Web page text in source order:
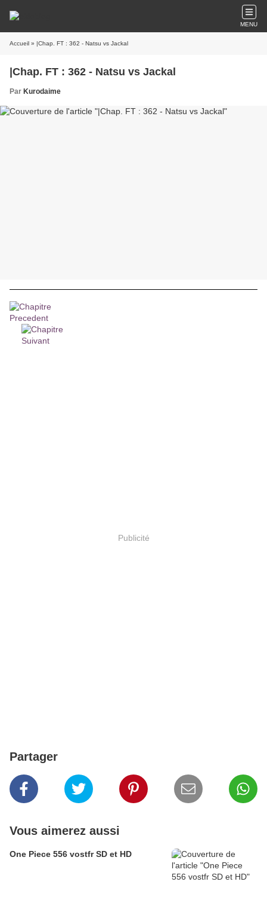
MENU
Accueil » |Chap. FT : 362 - Natsu vs Jackal
|Chap. FT : 362 - Natsu vs Jackal
Par Kurodaime
Publicité
Partager
Vous aimerez aussi
One Piece 556 vostfr SD et HD